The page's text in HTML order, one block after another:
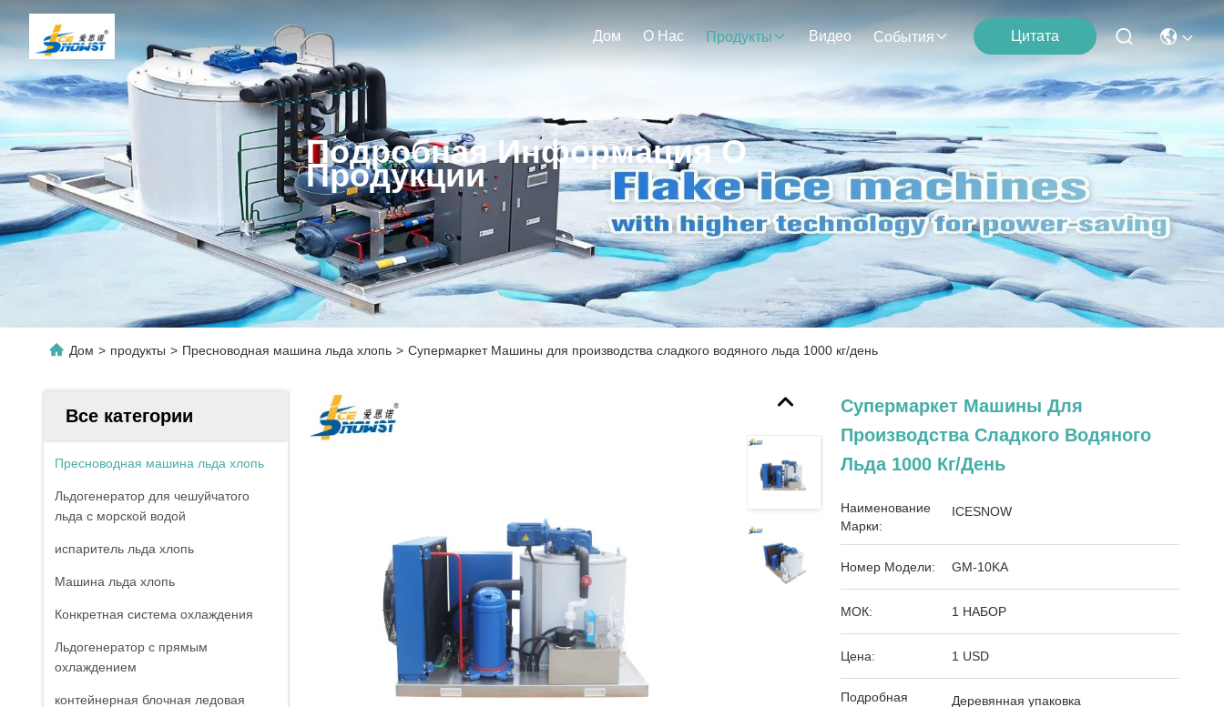
Дом О Нас Продукты Видео События Цитата
Подробная Информация О
Продукции
Дом > продукты > Пресноводная машина льда хлопь > Супермаркет Машины для производства сладкого водяного льда 1000 кг/день
Все категории
Пресноводная машина льда хлопь
Льдогенератор для чешуйчатого
льда с морской водой
испаритель льда хлопь
Машина льда хлопь
Конкретная система охлаждения
Льдогенератор с прямым
охлаждением
контейнерная блочная ледовая
Супермаркет Машины Для
Производства Сладкого Водяного
Льда 1000 Кг/день
Наименование
Марки:
ICESNOW
Номер Модели: GM-10KA
МОК: 1 НАБОР
Цена: 1 USD
Подробная
Деревянная упаковка